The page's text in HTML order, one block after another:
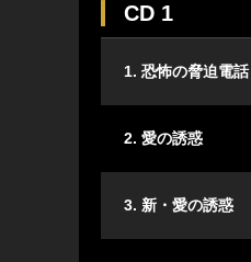
CD 1
1. 恐怖の脅迫電話
2. 愛の誘惑
3. 新・愛の誘惑